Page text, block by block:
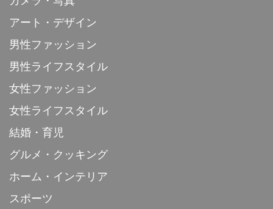
アート・デザイン
男性ファッション
男性ライフスタイル
女性ファッション
女性ライフスタイル
結婚・育児
グルメ・クッキング
ホーム・インテリア
スポーツ